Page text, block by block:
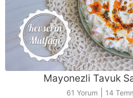
Mayonezli Tavuk
61 Yorum 14